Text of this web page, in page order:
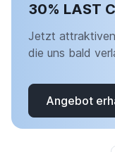
30% LAST
Jetzt
die uns bald
Angebot